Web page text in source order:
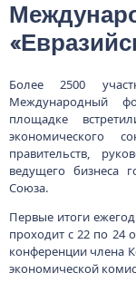
Более 2500
Международный
площадке
экономического
правительств,
ведущего бизнеса
Союза.
Первые итоги
проходит с 22 по 24
конференции члена
экономической